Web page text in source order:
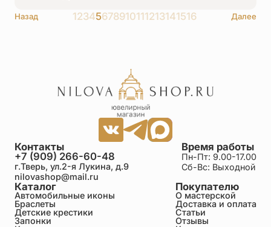
Назад 12345678910111213141516 Далее
Каталог
Автомобильные иконы
Браслеты
Детские крестики
Запонки
Покупателю
О мастерской
Доставка и оплата
Статьи
Отзывы
Время работы
Пн-Пт: 9.00-17.00
Сб-Вс: Выходной
Контакты
+7 (909) 266-60-48
г.Тверь, ул.2-я Лукина, д.9
nilovashop@mail.ru